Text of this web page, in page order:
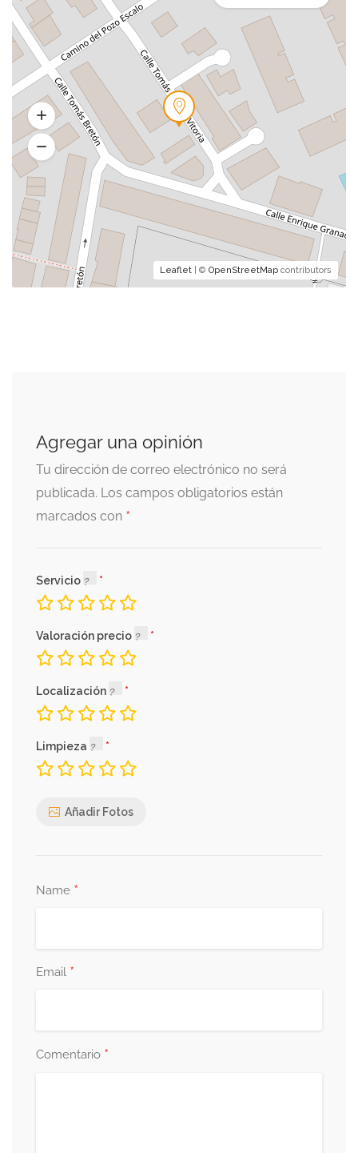
Leaflet | © OpenStreetMap contributors
Agregar una opinión
Tu dirección de correo electrónico no será
publicada. Los campos obligatorios están
marcados con *
Servicio
Valoración precio
Localización
Limpieza
Añadir Fotos
Name *
Email *
Comentario *